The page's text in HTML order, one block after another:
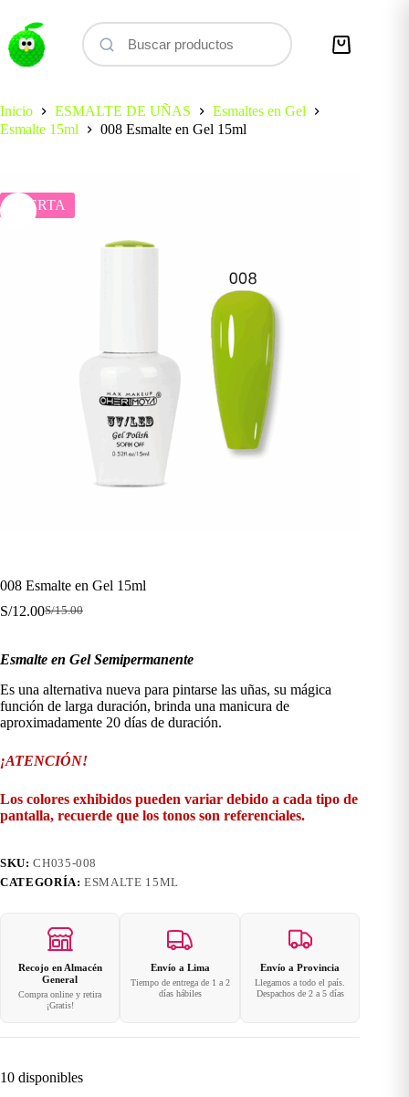
contenido
Carro
Inicio
ESMALTE DE UÑAS
Esmaltes en Gel
Esmalte 15ml
008 Esmalte en Gel 15ml
OFERTA
008 Esmalte en Gel 15ml
S/15.00
El
era:
S/15.00.
S/12.00El
es:
S/12.00.
Esmalte en Gel Semipermanente
Es una alternativa nueva para pintarse las uñas, su mágica
función de larga duración, brinda una manicura de
aproximadamente 20 días de duración.
¡ATENCIÓN!
Los colores exhibidos pueden variar debido a cada tipo de
pantalla, recuerde que los tonos son referenciales.
SKU:CH035-008
CATEGORÍA:ESMALTE 15ML
Recojo en Almacén
General
Compra online y retira
¡Gratis!
Envío a Lima
Tiempo de entrega de 1 a 2
días hábiles
Envío a Provincia
Llegamos a todo el país.
Despachos de 2 a 5 días
10 disponibles